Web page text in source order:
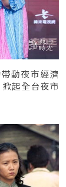
動夜市經濟
起全台夜市